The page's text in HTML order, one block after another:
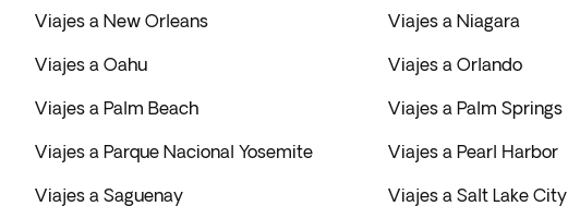
Viajes a New Orleans Viajes a Niagara
Viajes a Oahu Viajes a Orlando
Viajes a Palm Beach Viajes a Palm Springs
Viajes a Parque Nacional Yosemite Viajes a Pearl Harbor
Viajes a Saguenay Viajes a Salt Lake City